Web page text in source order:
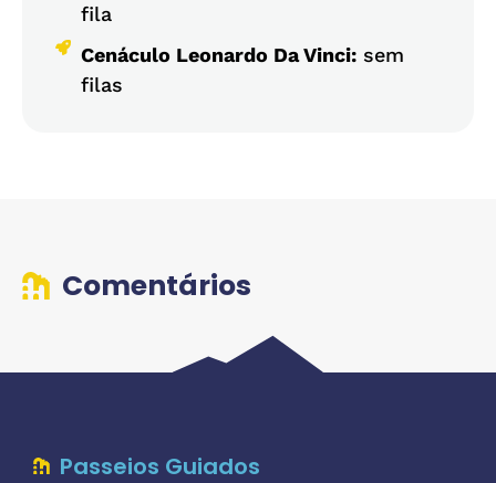
fila
Cenáculo Leonardo Da Vinci:sem
filas
Comentários
Passeios Guiados